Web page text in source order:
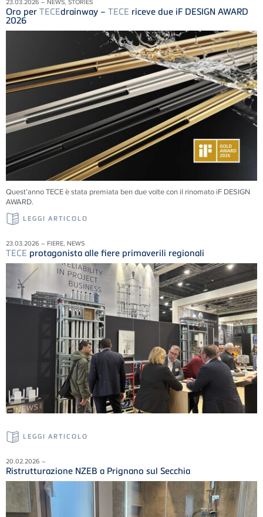
23.03.2026 – NEWS, STORIES
Oro per TECEdrainway – TECE riceve due iF DESIGN AWARD
2026
Quest’anno TECE è stata premiata ben due volte con il rinomato iF DESIGN
AWARD.
LEGGI ARTICOLO
23.03.2026 – FIERE, NEWS
TECE protagonista alle fiere primaverili regionali
LEGGI ARTICOLO
20.02.2026 –
Ristrutturazione NZEB a Prignano sul Secchia